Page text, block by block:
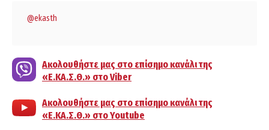
@ekasth
Ακολουθήστε μας στο επίσημο κανάλι της
«Ε.ΚΑ.Σ.Θ.» στο Viber
Ακολουθήστε μας στο επίσημο κανάλι της
«Ε.ΚΑ.Σ.Θ.» στο Youtube